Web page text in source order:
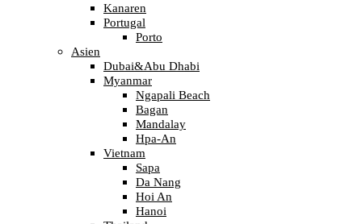
Kanaren
Portugal
Porto
Asien
Dubai&Abu Dhabi
Myanmar
Ngapali Beach
Bagan
Mandalay
Hpa-An
Vietnam
Sapa
Da Nang
Hoi An
Hanoi